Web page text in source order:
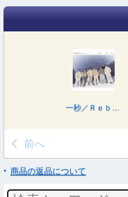
前へ
商品の返品について